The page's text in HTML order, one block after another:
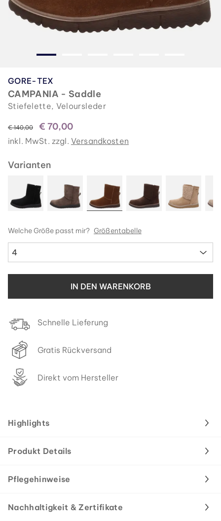
GORE-TEX
CAMPANIA - Saddle
Stiefelette, Veloursleder
statt
€ 140,00 € 70,00
inkl. MwSt. zzgl. Versandkosten
Varianten
Welche Größe passt mir? Größentabelle
4
IN DEN WARENKORB
Schnelle Lieferung
Gratis Rückversand
Direkt vom Hersteller
Highlights
Produkt Details
Pflegehinweise
Nachhaltigkeit & Zertifikate